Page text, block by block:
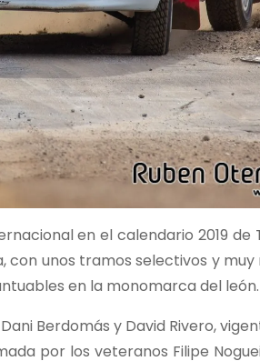
en el calendario 2019 de
unos tramos selectivos y
en la monomarca del león.
Berdomás y David Rivero,
por los veteranos Filipe